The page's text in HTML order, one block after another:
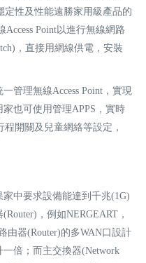
定性及性能遠勝家用級產品的
Point以進行無線網路
，直接用網線供電，安裝
管理無線Access Point，實現
也可使用管理APPS，實時
程開關及兒童網絡等設定，
中要求設備能達到千兆(1G)
，例如NERGEART，
由器(Router)的多WAN口設計
倍；而主交換器(Network